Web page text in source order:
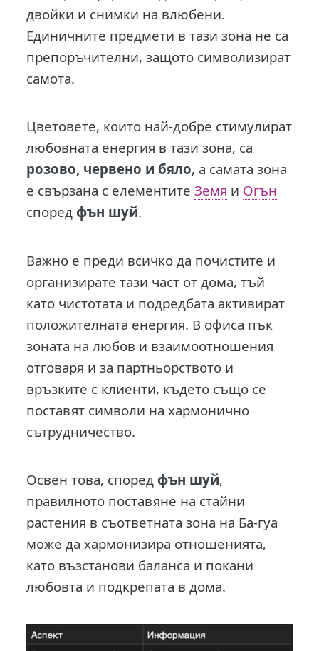
двойки и снимки на влюбени.
Единичните предмети в тази зона не са
препоръчителни, защото символизират
самота.
Цветовете, които най-добре стимулират
любовната енергия в тази зона, са
розово, червено и бяло, а самата зона
е свързана с елементитеЗемя и Огън
споредфън шуй.
Важно е преди всичко да почистите и
организирате тази част от дома, тъй
като чистотата и подредбата активират
положителната енергия. В офиса пък
зоната на любов и взаимоотношения
отговаря и за партньорството и
връзките с клиенти, където също се
поставят символи на хармонично
сътрудничество.
Освен това, споредфън шуй,
правилното поставяне на стайни
растения в съответната зона на Ба-гуа
може да хармонизира отношенията,
като възстанови баланса и покани
любовта и подкрепата в дома.